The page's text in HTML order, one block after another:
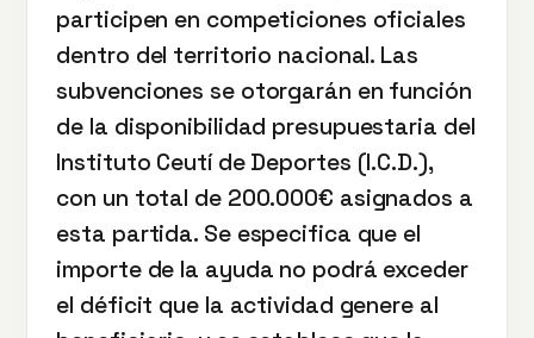
participen en competiciones oficiales
dentro del territorio nacional. Las
subvenciones se otorgarán en función
de la disponibilidad presupuestaria del
Instituto Ceutí de Deportes (I.C.D.),
con un total de 200.000€ asignados a
esta partida. Se especifica que el
importe de la ayuda no podrá exceder
el déficit que la actividad genere al